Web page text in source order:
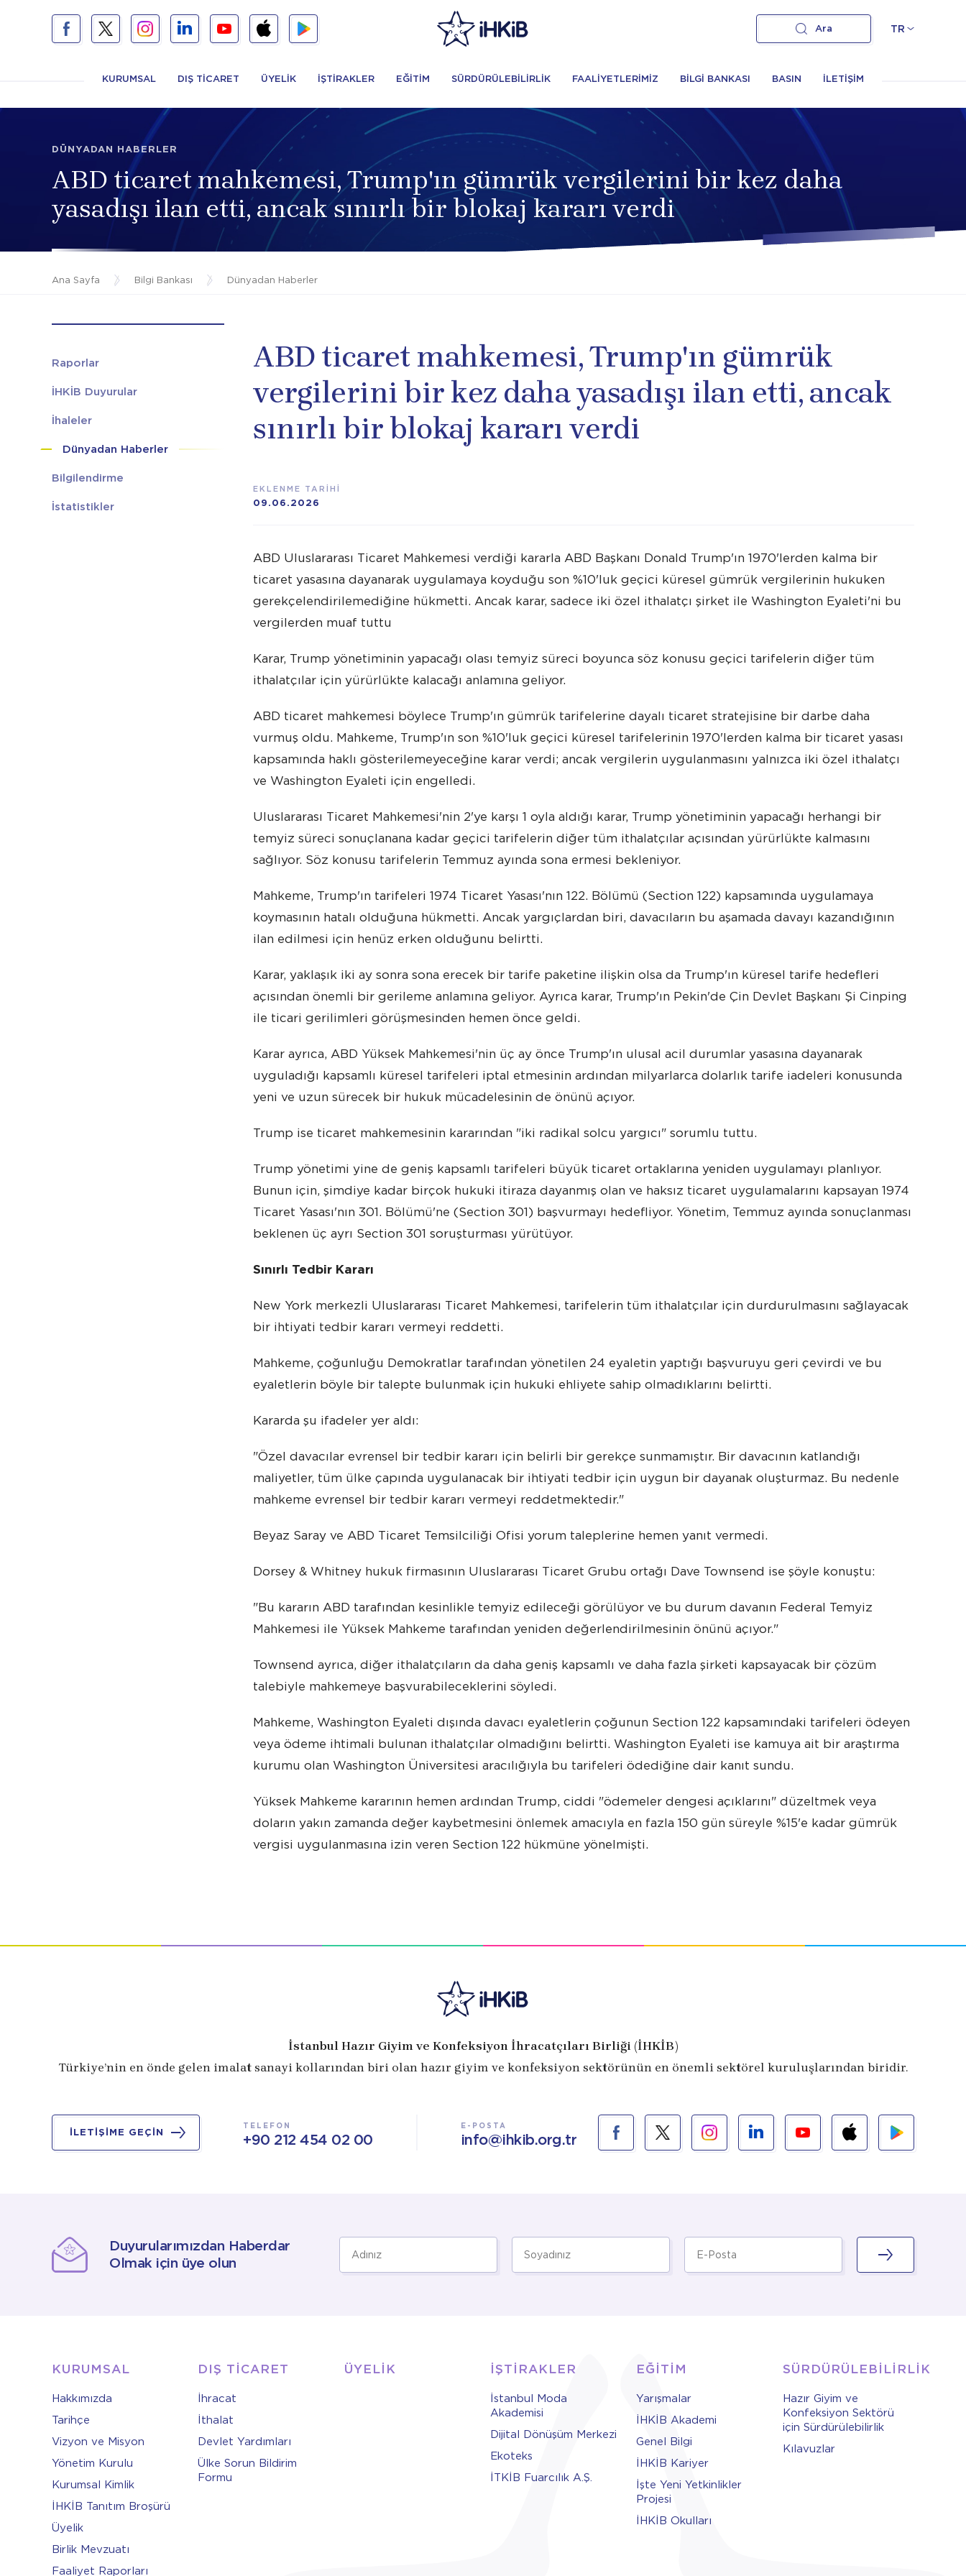
TR
Ara
KURUMSAL DIŞ TİCARET ÜYELİK İŞTİRAKLER EĞİTİM SÜRDÜRÜLEBİLİRLİK FAALİYETLERİMİZ BİLGİ BANKASI BASIN İLETİŞİM
DÜNYADAN HABERLER
ABD ticaret mahkemesi, Trump'ın gümrük vergilerini bir kez daha
yasadışı ilan etti, ancak sınırlı bir blokaj kararı verdi
Ana Sayfa / Bilgi Bankası / Dünyadan Haberler
Raporlar
İHKİB Duyurular
İhaleler
Dünyadan Haberler
Bilgilendirme
İstatistikler
ABD ticaret mahkemesi, Trump'ın gümrük
vergilerini bir kez daha yasadışı ilan etti, ancak
sınırlı bir blokaj kararı verdi
EKLENME TARİHİ
09.06.2026
ABD Uluslararası Ticaret Mahkemesi verdiği kararla ABD Başkanı Donald Trump'ın 1970'lerden kalma bir
ticaret yasasına dayanarak uygulamaya koyduğu son %10'luk geçici küresel gümrük vergilerinin hukuken
gerekçelendirilemediğine hükmetti. Ancak karar, sadece iki özel ithalatçı şirket ile Washington Eyaleti'ni bu
vergilerden muaf tuttu
Karar, Trump yönetiminin yapacağı olası temyiz süreci boyunca söz konusu geçici tarifelerin diğer tüm
ithalatçılar için yürürlükte kalacağı anlamına geliyor.
ABD ticaret mahkemesi böylece Trump'ın gümrük tarifelerine dayalı ticaret stratejisine bir darbe daha
vurmuş oldu. Mahkeme, Trump'ın son %10'luk geçici küresel tarifelerinin 1970'lerden kalma bir ticaret yasası
kapsamında haklı gösterilemeyeceğine karar verdi; ancak vergilerin uygulanmasını yalnızca iki özel ithalatçı
ve Washington Eyaleti için engelledi.
Uluslararası Ticaret Mahkemesi'nin 2'ye karşı 1 oyla aldığı karar, Trump yönetiminin yapacağı herhangi bir
temyiz süreci sonuçlanana kadar geçici tarifelerin diğer tüm ithalatçılar açısından yürürlükte kalmasını
sağlıyor. Söz konusu tarifelerin Temmuz ayında sona ermesi bekleniyor.
Mahkeme, Trump'ın tarifeleri 1974 Ticaret Yasası'nın 122. Bölümü (Section 122) kapsamında uygulamaya
koymasının hatalı olduğuna hükmetti. Ancak yargıçlardan biri, davacıların bu aşamada davayı kazandığının
ilan edilmesi için henüz erken olduğunu belirtti.
Karar, yaklaşık iki ay sonra sona erecek bir tarife paketine ilişkin olsa da Trump'ın küresel tarife hedefleri
açısından önemli bir gerileme anlamına geliyor. Ayrıca karar, Trump'ın Pekin'de Çin Devlet Başkanı Şi Cinping
ile ticari gerilimleri görüşmesinden hemen önce geldi.
Karar ayrıca, ABD Yüksek Mahkemesi'nin üç ay önce Trump'ın ulusal acil durumlar yasasına dayanarak
uyguladığı kapsamlı küresel tarifeleri iptal etmesinin ardından milyarlarca dolarlık tarife iadeleri konusunda
yeni ve uzun sürecek bir hukuk mücadelesinin de önünü açıyor.
Trump ise ticaret mahkemesinin kararından "iki radikal solcu yargıcı" sorumlu tuttu.
Trump yönetimi yine de geniş kapsamlı tarifeleri büyük ticaret ortaklarına yeniden uygulamayı planlıyor.
Bunun için, şimdiye kadar birçok hukuki itiraza dayanmış olan ve haksız ticaret uygulamalarını kapsayan 1974
Ticaret Yasası'nın 301. Bölümü'ne (Section 301) başvurmayı hedefliyor. Yönetim, Temmuz ayında sonuçlanması
beklenen üç ayrı Section 301 soruşturması yürütüyor.
Sınırlı Tedbir Kararı
New York merkezli Uluslararası Ticaret Mahkemesi, tarifelerin tüm ithalatçılar için durdurulmasını sağlayacak
bir ihtiyati tedbir kararı vermeyi reddetti.
Mahkeme, çoğunluğu Demokratlar tarafından yönetilen 24 eyaletin yaptığı başvuruyu geri çevirdi ve bu
eyaletlerin böyle bir talepte bulunmak için hukuki ehliyete sahip olmadıklarını belirtti.
Kararda şu ifadeler yer aldı:
"Özel davacılar evrensel bir tedbir kararı için belirli bir gerekçe sunmamıştır. Bir davacının katlandığı
maliyetler, tüm ülke çapında uygulanacak bir ihtiyati tedbir için uygun bir dayanak oluşturmaz. Bu nedenle
mahkeme evrensel bir tedbir kararı vermeyi reddetmektedir."
Beyaz Saray ve ABD Ticaret Temsilciliği Ofisi yorum taleplerine hemen yanıt vermedi.
Dorsey & Whitney hukuk firmasının Uluslararası Ticaret Grubu ortağı Dave Townsend ise şöyle konuştu:
"Bu kararın ABD tarafından kesinlikle temyiz edileceği görülüyor ve bu durum davanın Federal Temyiz
Mahkemesi ile Yüksek Mahkeme tarafından yeniden değerlendirilmesinin önünü açıyor."
Townsend ayrıca, diğer ithalatçıların da daha geniş kapsamlı ve daha fazla şirketi kapsayacak bir çözüm
talebiyle mahkemeye başvurabileceklerini söyledi.
Mahkeme, Washington Eyaleti dışında davacı eyaletlerin çoğunun Section 122 kapsamındaki tarifeleri ödeyen
veya ödeme ihtimali bulunan ithalatçılar olmadığını belirtti. Washington Eyaleti ise kamuya ait bir araştırma
kurumu olan Washington Üniversitesi aracılığıyla bu tarifeleri ödediğine dair kanıt sundu.
Yüksek Mahkeme kararının hemen ardından Trump, ciddi "ödemeler dengesi açıklarını" düzeltmek veya
doların yakın zamanda değer kaybetmesini önlemek amacıyla en fazla 150 gün süreyle %15'e kadar gümrük
vergisi uygulanmasına izin veren Section 122 hükmüne yönelmişti.
İstanbul Hazır Giyim ve Konfeksiyon İhracatçıları Birliği (İHKİB)
Türkiye’nin en önde gelen imalat sanayi kollarından biri olan hazır giyim ve konfeksiyon sektörünün en önemli sektörel kuruluşlarından biridir.
İLETİŞİME GEÇİN
TELEFON
+90 212 454 02 00
E-POSTA
info@ihkib.org.tr
Duyurularımızdan Haberdar
Olmak için üye olun
KURUMSAL
Hakkımızda
Tarihçe
Vizyon ve Misyon
Yönetim Kurulu
Kurumsal Kimlik
İHKİB Tanıtım Broşürü
Üyelik
Birlik Mevzuatı
Faaliyet Raporları
DIŞ TİCARET
İhracat
İthalat
Devlet Yardımları
Ülke Sorun Bildirim
Formu
ÜYELİK İŞTİRAKLER
İstanbul Moda
Akademisi
Dijital Dönüşüm Merkezi
Ekoteks
İTKİB Fuarcılık A.Ş.
EĞİTİM
Yarışmalar
İHKİB Akademi
Genel Bilgi
İHKİB Kariyer
İşte Yeni Yetkinlikler
Projesi
İHKİB Okulları
SÜRDÜRÜLEBİLİRLİK
Hazır Giyim ve
Konfeksiyon Sektörü
için Sürdürülebilirlik
Kılavuzlar